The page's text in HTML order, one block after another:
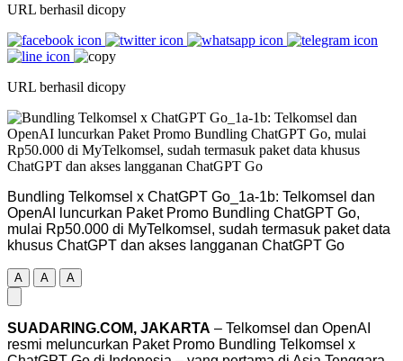
URL berhasil dicopy
URL berhasil dicopy
Bundling Telkomsel x ChatGPT Go_1a-1b: Telkomsel dan
OpenAI luncurkan Paket Promo Bundling ChatGPT Go,
mulai Rp50.000 di MyTelkomsel, sudah termasuk paket data
khusus ChatGPT dan akses langganan ChatGPT Go
A A A
SUADARING.COM, JAKARTA – Telkomsel dan OpenAI
resmi meluncurkan Paket Promo Bundling Telkomsel x